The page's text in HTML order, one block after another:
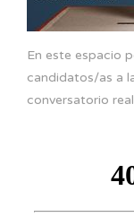
En este espacio
candidatos/as a
conversatorio